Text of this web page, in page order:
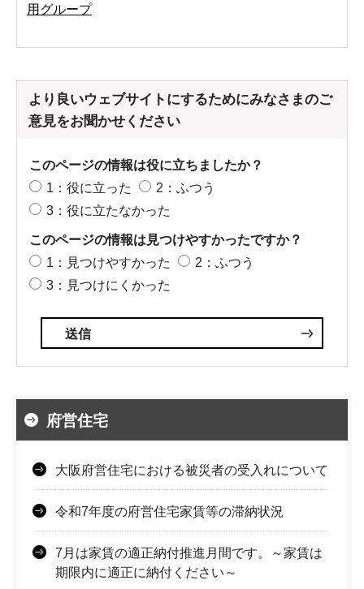
用グループ
より良いウェブサイトにするためにみなさまのご
意見をお聞かせください
このページの情報は役に立ちましたか？
1：役に立った
2：ふつう
3：役に立たなかった
このページの情報は見つけやすかったですか？
1：見つけやすかった
2：ふつう
3：見つけにくかった
府営住宅
大阪府営住宅における被災者の受入れについて
令和7年度の府営住宅家賃等の滞納状況
7月は家賃の適正納付推進月間です。～家賃は
期限内に適正に納付ください～